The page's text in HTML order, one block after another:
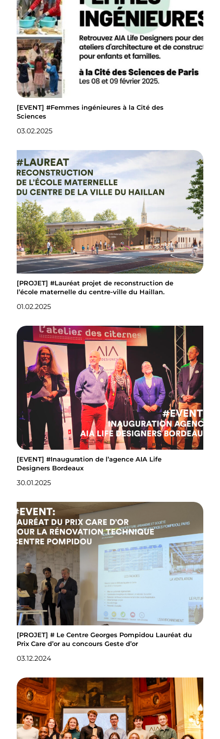
[EVENT] #Femmes ingénieures à la Cité des
Sciences
03.02.2025
[PROJET] #Lauréat projet de reconstruction de
l’école maternelle du centre-ville du Haillan.
01.02.2025
[EVENT] #Inauguration de l’agence AIA Life
Designers Bordeaux
30.01.2025
[PROJET] # Le Centre Georges Pompidou Lauréat du
Prix Care d’or au concours Geste d’or
03.12.2024